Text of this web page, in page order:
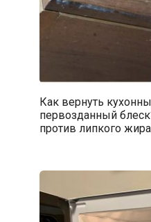
Как вернуть
первозданный
против липкого